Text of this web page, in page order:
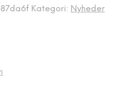
Kategori: Nyheder